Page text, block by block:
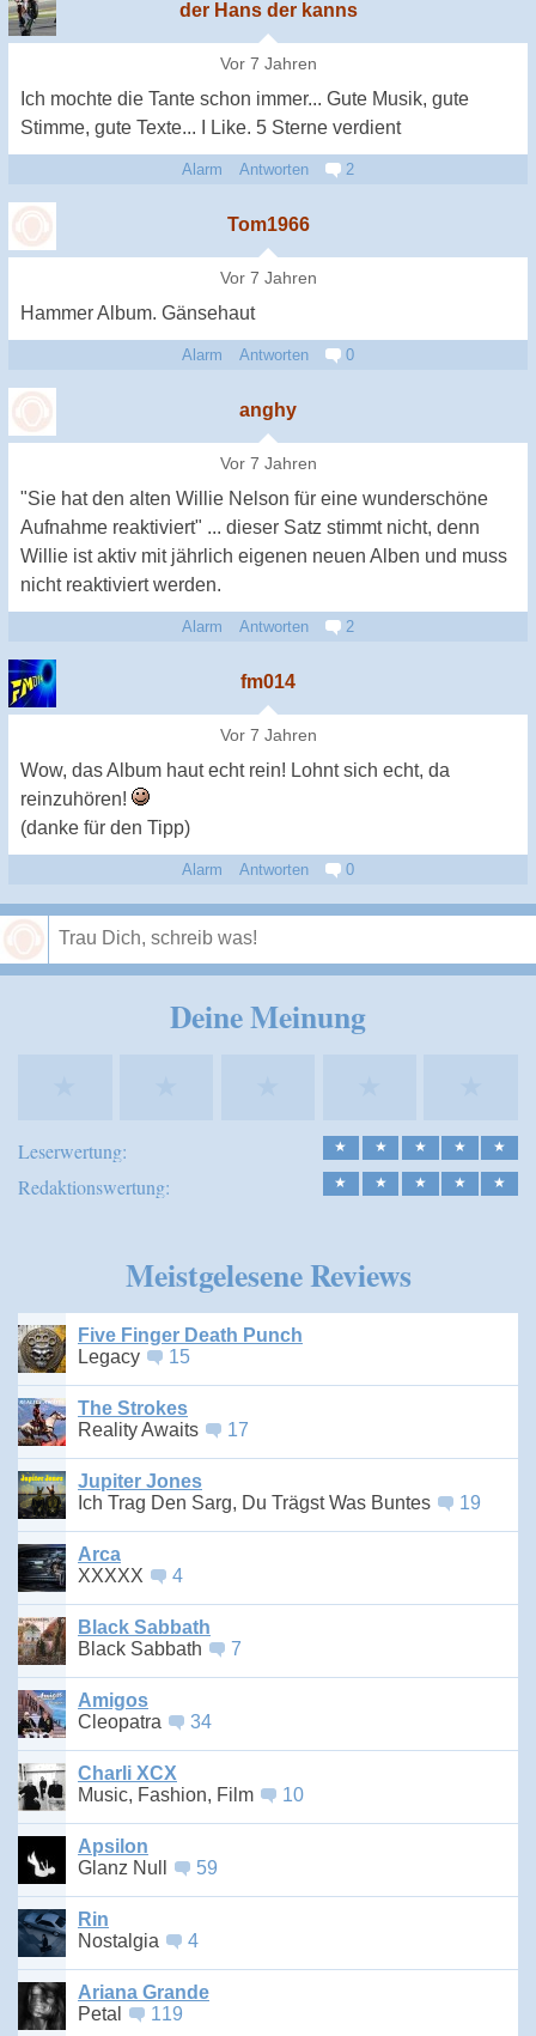
der Hans der kanns
Vor 7 Jahren
Ich mochte die Tante schon immer... Gute Musik, gute
Stimme, gute Texte... I Like. 5 Sterne verdient
Alarm Antworten 2
Tom1966
Vor 7 Jahren
Hammer Album. Gänsehaut
Alarm Antworten 0
anghy
Vor 7 Jahren
"Sie hat den alten Willie Nelson für eine wunderschöne
Aufnahme reaktiviert" ... dieser Satz stimmt nicht, denn
Willie ist aktiv mit jährlich eigenen neuen Alben und muss
nicht reaktiviert werden.
Alarm Antworten 2
fm014
Vor 7 Jahren
Wow, das Album haut echt rein! Lohnt sich echt, da
reinzuhören!
(danke für den Tipp)
Alarm Antworten 0
Deine Meinung
Leserwertung: ★ ★ ★ ★ ★
Redaktionswertung: ★ ★ ★ ★ ★
Meistgelesene Reviews
Five Finger Death Punch
Legacy
15
The Strokes
Reality Awaits
17
Jupiter Jones
Ich Trag Den Sarg, Du Trägst Was Buntes
19
Arca
XXXXX
4
Black Sabbath
Black Sabbath
7
Amigos
Cleopatra
34
Charli XCX
Music, Fashion, Film
10
Apsilon
Glanz Null
59
Rin
Nostalgia
4
Ariana Grande
Petal
119